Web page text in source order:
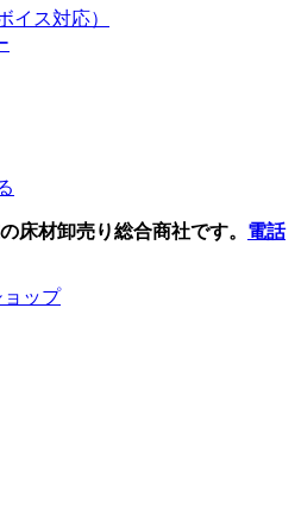
イス対応）
床材卸売り総合商社です。 電話